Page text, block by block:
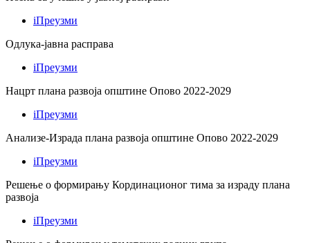
iПреузми
Одлука-јавна расправа
iПреузми
Нацрт плана развоја општине Опово 2022-2029
iПреузми
Анализе-Израда плана развоја општине Опово 2022-2029
iПреузми
Решење о формирању Кординационог тима за израду плана
развоја
iПреузми